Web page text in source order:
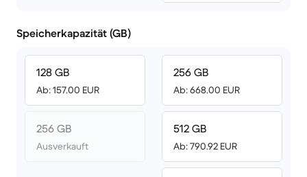
Speicherkapazität (GB)
128 GB
Ab: 157.00 EUR
256 GB
Ausverkauft
256 GB
Ab: 668.00 EUR
512 GB
Ab: 790.92 EUR